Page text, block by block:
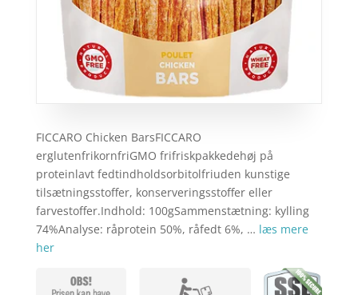
FICCARO Chicken BarsFICCARO
erglutenfrikornfriGMO frifriskpakkedehøj på
proteinlavt fedtindholdsorbitolfriuden kunstige
tilsætningsstoffer, konserveringsstoffer eller
farvestoffer.Indhold: 100gSammenstætning: kylling
74%Analyse: råprotein 50%, råfedt 6%, … læs mere
her